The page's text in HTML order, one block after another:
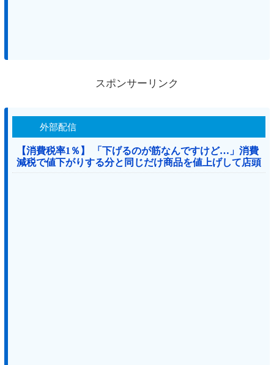
スポンサーリンク
外部配信
【消費税率1％】 「下げるのが筋なんですけど…」消費
減税で値下がりする分と同じだけ商品を値上げして店頭
価格を変えない店も